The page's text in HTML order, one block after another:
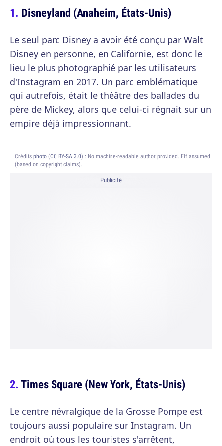
Disneyland (Anaheim, États-Unis)
Le seul parc Disney a avoir été conçu par Walt
Disney en personne, en Californie, est donc le
lieu le plus photographié par les utilisateurs
d'Instagram en 2017. Un parc emblématique
qui autrefois, était le théâtre des ballades du
père de Mickey, alors que celui-ci régnait sur un
empire déjà impressionnant.
Crédits photo (CC BY-SA 3.0) : No machine-readable author provided. Elf assumed
(based on copyright claims).
Publicité
Times Square (New York, États-Unis)
Le centre névralgique de la Grosse Pompe est
toujours aussi populaire sur Instagram. Un
endroit où tous les touristes s'arrêtent,